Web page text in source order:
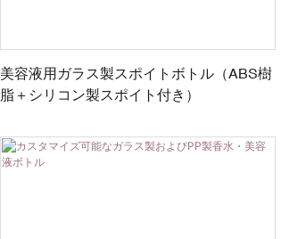
美容液用ガラス製スポイトボトル（ABS樹
脂＋シリコン製スポイト付き）